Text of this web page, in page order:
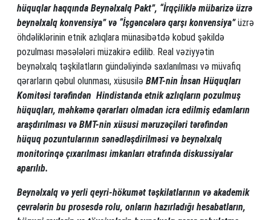
hüquqlar haqqında Beynəlxalq Pakt”, “İrqçiliklə mübarizə üzrə
beynəlxalq konvensiya” və “İşgəncələrə qarşı konvensiya”üzrə
öhdəliklərinin etnik azlıqlara münasibətdə kobud şəkildə
pozulması məsələləri müzakirə edilib. Real vəziyyətin
beynəlxalq təşkilatların gündəliyində saxlanılması və müvafiq
qərarların qəbul olunması, xüsusilə BMT-nin İnsan Hüquqları
Komitəsi tərəfindən Hindistanda etnik azlıqların pozulmuş
hüquqları, məhkəmə qərarları olmadan icra edilmiş edamların
araşdırılması və BMT-nin xüsusi məruzəçiləri tərəfindən
hüquq pozuntularının sənədləşdirilməsi və beynəlxalq
monitorinqə çıxarılması imkanları ətrafında diskussiyalar
aparılıb.
Beynəlxalq və yerli qeyri-hökumət təşkilatlarının və akademik
çevrələrin bu prosesdə rolu, onların hazırladığı hesabatların,